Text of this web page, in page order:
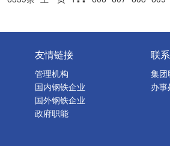
友情链接
管理机构
国内钢铁企业
国外钢铁企业
政府职能
联
集团
办